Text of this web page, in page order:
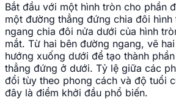
Bắt đầu với một hình tròn cho phần
một đường thẳng đứng chia đôi
ngang chia đôi nửa dưới của hình
mắt. Từ hai bên đường ngang, vẽ
hướng xuống dưới để tạo thành
thẳng đứng ở dưới. Tỷ lệ giữa các
đổi tùy theo phong cách và độ tuổi
đây là điểm khởi đầu phổ biến.